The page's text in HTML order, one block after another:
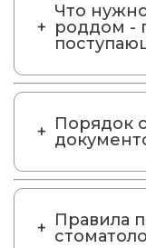
Что
роддом -
Порядок
Правила